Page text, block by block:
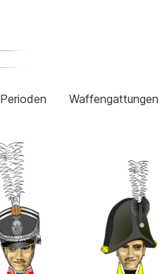
Perioden Waffengattungen